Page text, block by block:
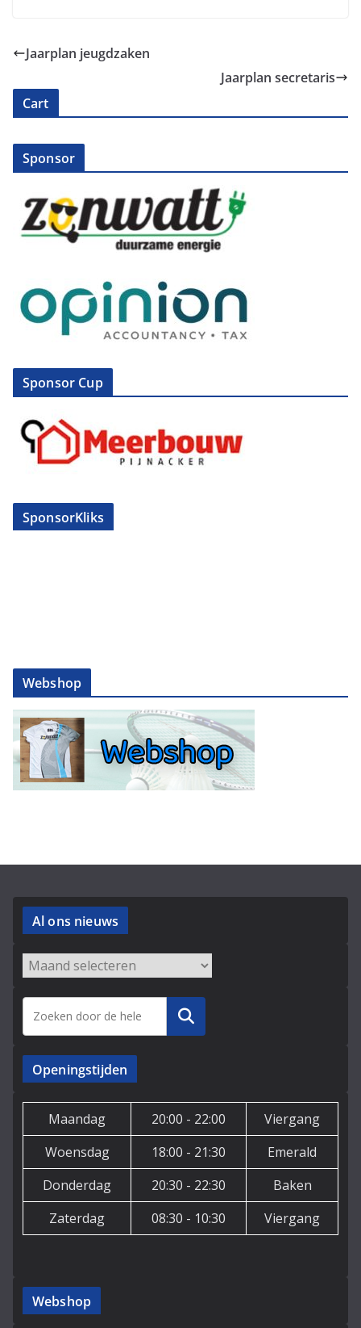
Jaarplan jeugdzaken
Jaarplan secretaris
Cart
Sponsor
Sponsor Cup
SponsorKliks
Webshop
Al ons nieuws
Archieven
Zoeken
Openingstijden
Maandag 20:00 - 22:00
Viergang
Woensdag
18:00 - 21:30
Emerald
Donderdag
20:30 - 22:30
Baken
Zaterdag
08:30 - 10:30 Viergang
Webshop